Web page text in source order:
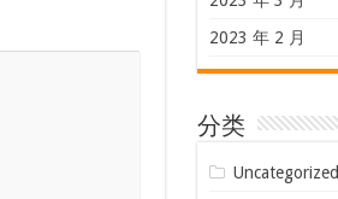
2023 年 2 月
分类
Uncategorized